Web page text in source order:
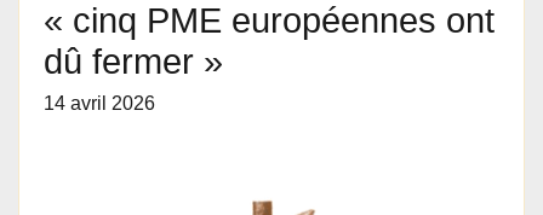
« cinq PME européennes ont
dû fermer »
14 avril 2026